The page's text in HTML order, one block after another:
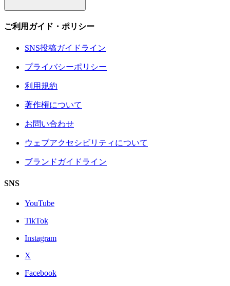
ご利用ガイド・ポリシー
SNS投稿ガイドライン
プライバシーポリシー
利用規約
著作権について
お問い合わせ
ウェブアクセシビリティについて
ブランドガイドライン
SNS
YouTube
TikTok
Instagram
X
Facebook